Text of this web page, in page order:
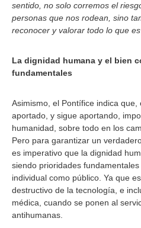
sentido, no solo corremos el
personas que nos rodean, sino
reconocer y valorar todo lo que
La dignidad humana y el bien
fundamentales
Asimismo, el Pontífice indica
aportado, y sigue aportando,
humanidad, sobre todo en los
Pero para garantizar un
es imperativo que la dignidad
siendo prioridades
individual como público. Ya que
destructivo de la tecnología, e
médica, cuando se ponen al
antihumanas.